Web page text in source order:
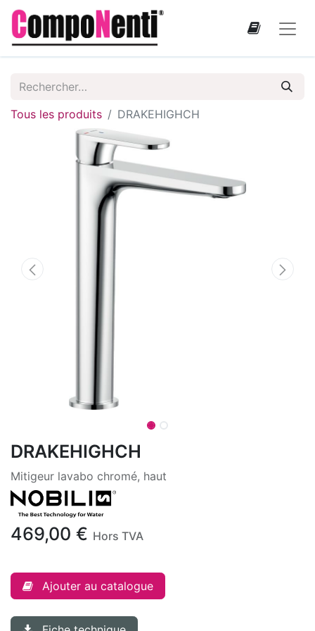
Tous les produits DRAKEHIGHCH
DRAKEHIGHCH
Mitigeur lavabo chromé, haut
469,00 € Hors TVA
Ajouter au catalogue